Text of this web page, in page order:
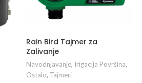
Rain Bird Tajmer za
Zalivanje
Navodnjavanje, Irigacija Površina,
Ostalo, Tajmeri